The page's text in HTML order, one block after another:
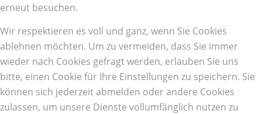
erneut besuchen.
Wir respektieren es voll und ganz, wenn Sie Cookies
ablehnen möchten. Um zu vermeiden, dass Sie immer
wieder nach Cookies gefragt werden, erlauben Sie uns
bitte, einen Cookie für Ihre Einstellungen zu speichern. Sie
können sich jederzeit abmelden oder andere Cookies
zulassen, um unsere Dienste vollumfänglich nutzen zu